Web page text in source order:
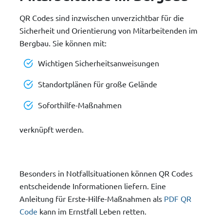
QR Codes sind inzwischen unverzichtbar für die
Sicherheit und Orientierung von Mitarbeitenden im
Bergbau. Sie können mit:
Wichtigen Sicherheitsanweisungen
Standortplänen für große Gelände
Soforthilfe-Maßnahmen
verknüpft werden.
Besonders in Notfallsituationen können QR Codes
entscheidende Informationen liefern. Eine
Anleitung für Erste-Hilfe-Maßnahmen als PDF QR
Code kann im Ernstfall Leben retten.